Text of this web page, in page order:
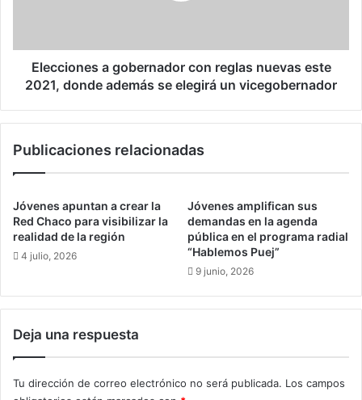
donde
además
Elecciones a gobernador con reglas nuevas este
2021, donde además se elegirá un vicegobernador
Publicaciones relacionadas
Jóvenes apuntan a crear la
Red Chaco para visibilizar la
realidad de la región
4 julio, 2026
Jóvenes amplifican sus
demandas en la agenda
pública en el programa radial
“Hablemos Puej”
9 junio, 2026
Deja una respuesta
Tu dirección de correo electrónico no será publicada. Los campos